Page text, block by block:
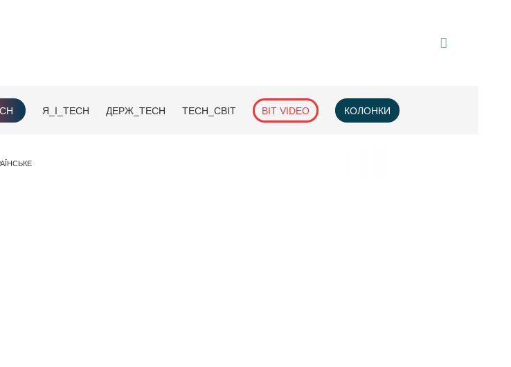
Я_І_TECH ДЕРЖ_TECH TECH_СВІТ BIT VIDEO КОЛОНКИ